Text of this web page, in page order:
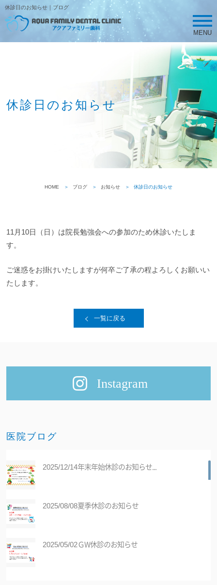
休診日のお知らせ｜ブログ
MENU
休診日のお知らせ
HOME ブログ お知らせ 休診日のお知らせ
11月10日（日）は院長勉強会への参加のため休診いたしま
す。
ご迷惑をお掛けいたしますが何卒ご了承の程よろしくお願いい
たします。
一覧に戻る
Instagram
医院ブログ
2025/12/14年末年始休診のお知らせ...
2025/08/08夏季休診のお知らせ
2025/05/02ＧW休診のお知らせ